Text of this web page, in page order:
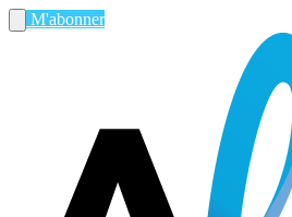
M'abonner